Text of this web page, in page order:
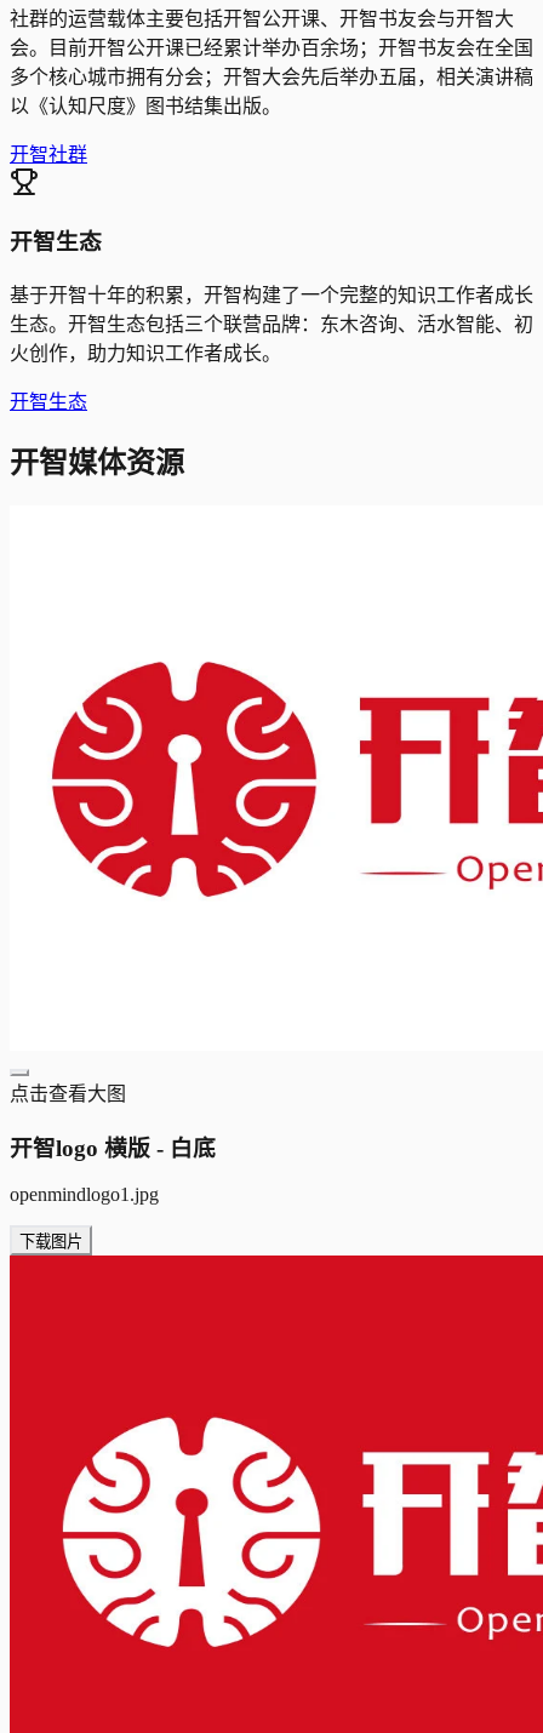
社群的运营载体主要包括开智公开课、开智书友会与开智大
会。目前开智公开课已经累计举办百余场；开智书友会在全国
多个核心城市拥有分会；开智大会先后举办五届，相关演讲稿
以《认知尺度》图书结集出版。
开智社群
开智生态
基于开智十年的积累，开智构建了一个完整的知识工作者成长
生态。 开智生态包括三个联营品牌：东木咨询、活水智能、初
火创作，助力知识工作者成长。
开智生态
开智媒体资源
点击查看大图
开智logo 横版 - 白底
openmindlogo1.jpg
下载图片